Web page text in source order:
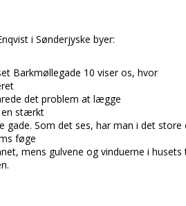
i Sønderjyske byer:
Barkmøllegade 10 viser os, hvor
det problem at lægge
en stærkt
gade. Som det ses, har man i det
føge
mens gulvene og vinduerne i